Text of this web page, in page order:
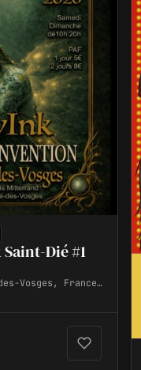
Dié #1
Vosges, France